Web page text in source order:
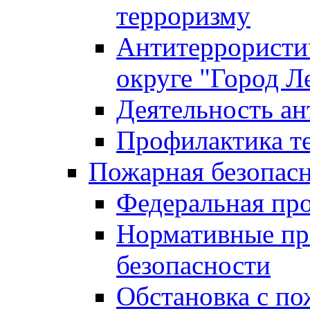
терроризму
округе "Город
Деятельность
Профилактика
Пожарная
Федеральная
Нормативные
безопасности
Обстановка с